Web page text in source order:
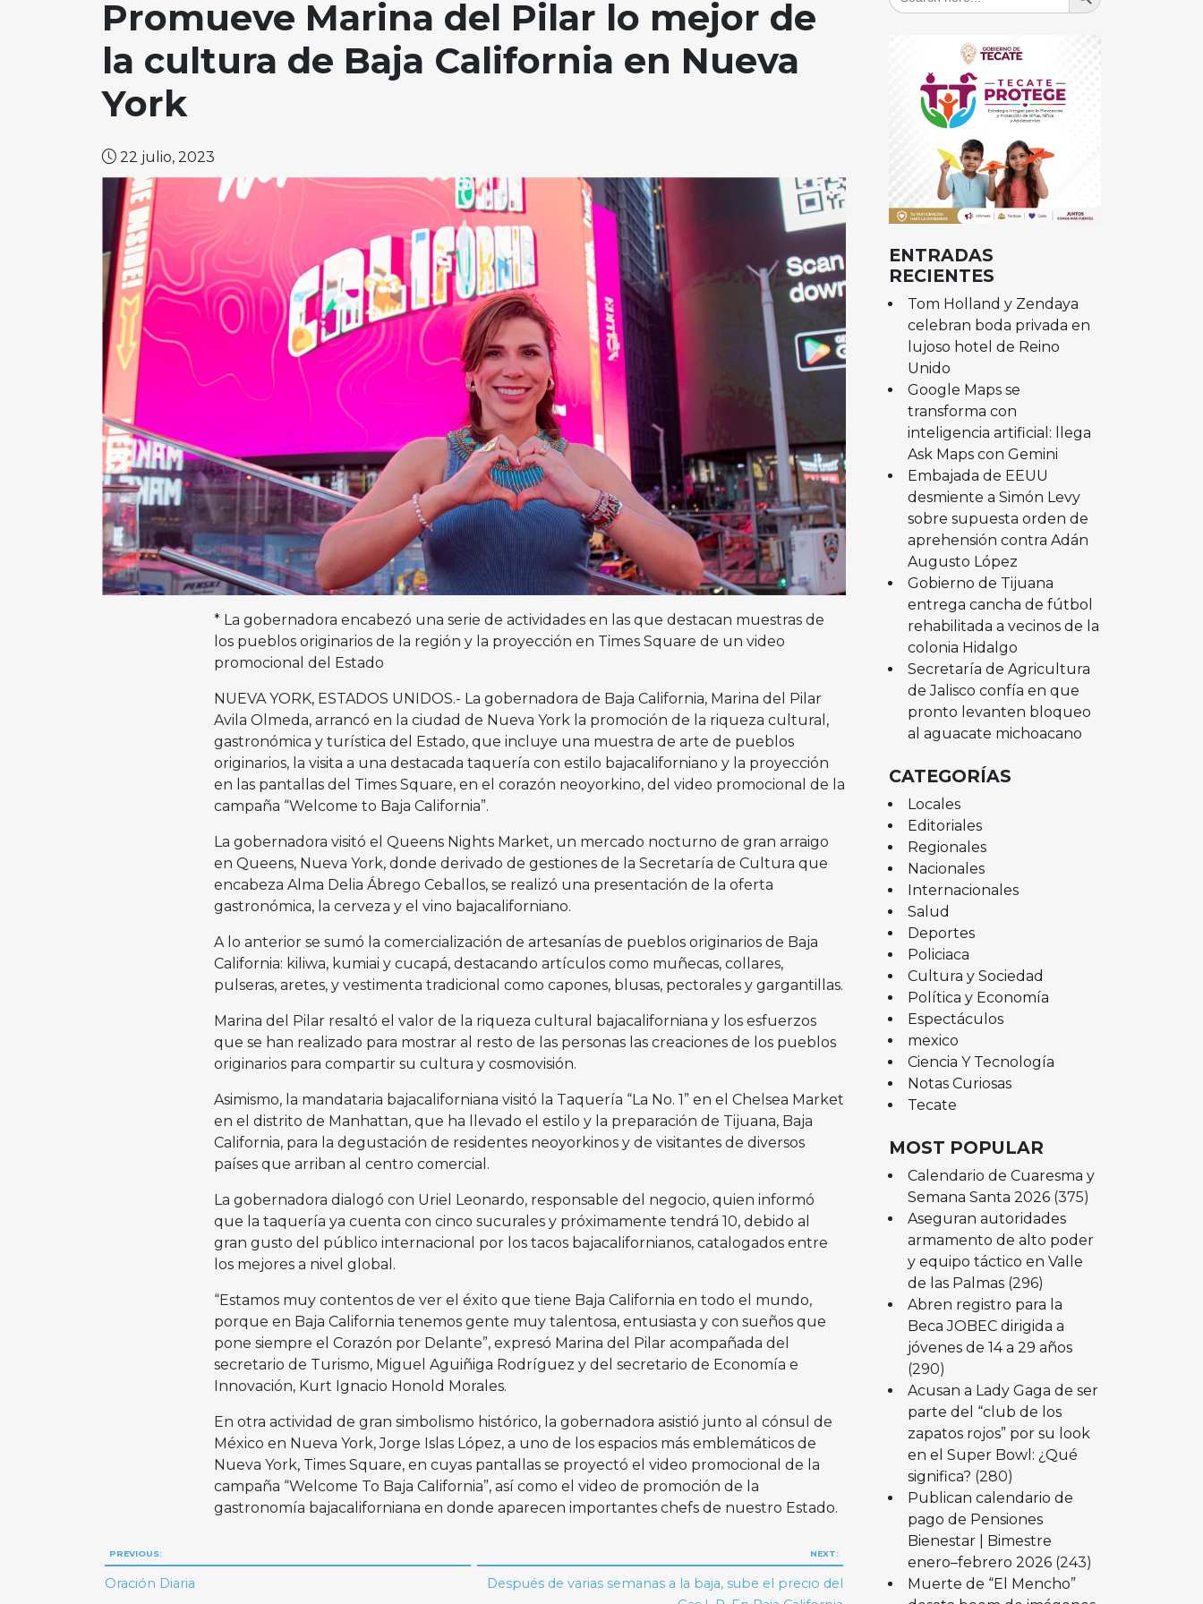
Promueve Marina del Pilar lo mejor de
la cultura de Baja California en Nueva
York
22 julio, 2023
* La gobernadora encabezó una serie de actividades en las que destacan muestras de
los pueblos originarios de la región y la proyección en Times Square de un video
promocional del Estado
NUEVA YORK, ESTADOS UNIDOS.- La gobernadora de Baja California, Marina del Pilar
Avila Olmeda, arrancó en la ciudad de Nueva York la promoción de la riqueza cultural,
gastronómica y turística del Estado, que incluye una muestra de arte de pueblos
originarios, la visita a una destacada taquería con estilo bajacaliforniano y la proyección
en las pantallas del Times Square, en el corazón neoyorkino, del video promocional de la
campaña “Welcome to Baja California”.
La gobernadora visitó el Queens Nights Market, un mercado nocturno de gran arraigo
en Queens, Nueva York, donde derivado de gestiones de la Secretaría de Cultura que
encabeza Alma Delia Ábrego Ceballos, se realizó una presentación de la oferta
gastronómica, la cerveza y el vino bajacaliforniano.
A lo anterior se sumó la comercialización de artesanías de pueblos originarios de Baja
California: kiliwa, kumiai y cucapá, destacando artículos como muñecas, collares,
pulseras, aretes, y vestimenta tradicional como capones, blusas, pectorales y gargantillas.
Marina del Pilar resaltó el valor de la riqueza cultural bajacaliforniana y los esfuerzos
que se han realizado para mostrar al resto de las personas las creaciones de los pueblos
originarios para compartir su cultura y cosmovisión.
Asimismo, la mandataria bajacaliforniana visitó la Taquería “La No. 1” en el Chelsea Market
en el distrito de Manhattan, que ha llevado el estilo y la preparación de Tijuana, Baja
California, para la degustación de residentes neoyorkinos y de visitantes de diversos
países que arriban al centro comercial.
La gobernadora dialogó con Uriel Leonardo, responsable del negocio, quien informó
que la taquería ya cuenta con cinco sucurales y próximamente tendrá 10, debido al
gran gusto del público internacional por los tacos bajacalifornianos, catalogados entre
los mejores a nivel global.
“Estamos muy contentos de ver el éxito que tiene Baja California en todo el mundo,
porque en Baja California tenemos gente muy talentosa, entusiasta y con sueños que
pone siempre el Corazón por Delante”, expresó Marina del Pilar acompañada del
secretario de Turismo, Miguel Aguiñiga Rodríguez y del secretario de Economía e
Innovación, Kurt Ignacio Honold Morales.
En otra actividad de gran simbolismo histórico, la gobernadora asistió junto al cónsul de
México en Nueva York, Jorge Islas López, a uno de los espacios más emblemáticos de
Nueva York, Times Square, en cuyas pantallas se proyectó el video promocional de la
campaña “Welcome To Baja California”, así como el video de promoción de la
gastronomía bajacaliforniana en donde aparecen importantes chefs de nuestro Estado.
Navegación
de
PREVIOUS:
Oración Diaria
NEXT:
Después de varias semanas a la baja, sube el precio del
ENTRADAS
RECIENTES
Tom Holland y Zendaya
celebran boda privada en
lujoso hotel de Reino
Unido
Google Maps se
transforma con
inteligencia artificial: llega
Ask Maps con Gemini
Embajada de EEUU
desmiente a Simón Levy
sobre supuesta orden de
aprehensión contra Adán
Augusto López
Gobierno de Tijuana
entrega cancha de fútbol
rehabilitada a vecinos de la
colonia Hidalgo
Secretaría de Agricultura
de Jalisco confía en que
pronto levanten bloqueo
al aguacate michoacano
CATEGORÍAS
Locales
Editoriales
Regionales
Nacionales
Internacionales
Salud
Deportes
Policiaca
Cultura y Sociedad
Política y Economía
Espectáculos
mexico
Ciencia Y Tecnología
Notas Curiosas
Tecate
MOST POPULAR
Calendario de Cuaresma y
Semana Santa 2026 (375)
Aseguran autoridades
armamento de alto poder
y equipo táctico en Valle
de las Palmas (296)
Abren registro para la
Beca JOBEC dirigida a
jóvenes de 14 a 29 años
(290)
Acusan a Lady Gaga de ser
parte del “club de los
zapatos rojos” por su look
en el Super Bowl: ¿Qué
significa? (280)
Publican calendario de
pago de Pensiones
Bienestar | Bimestre
enero–febrero 2026 (243)
Muerte de “El Mencho”